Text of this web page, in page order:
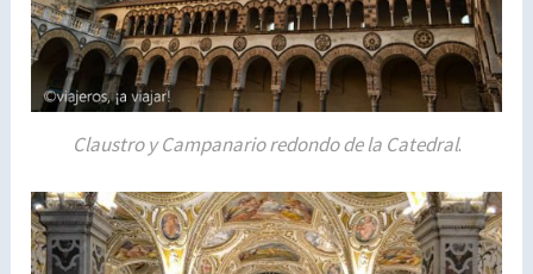
Claustro y Campanario redondo de la Catedral.